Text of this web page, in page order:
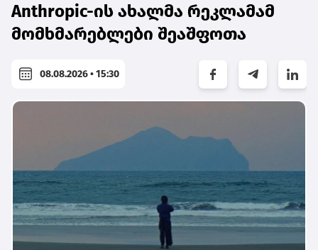
Anthropic-ის ახალმა რეკლამამ
მომხმარებლები შეაშფოთა
08.08.2026 • 15:30